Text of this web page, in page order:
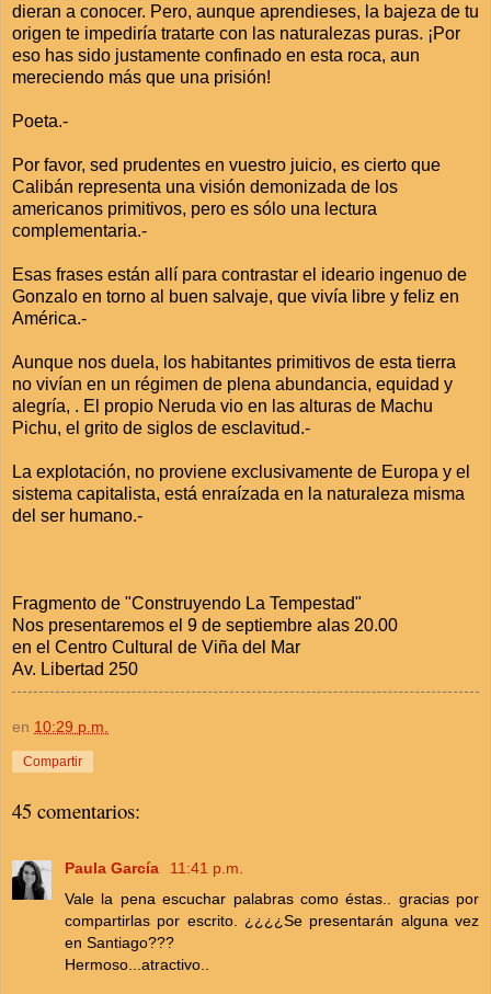
dieran a conocer. Pero, aunque aprendieses, la bajeza de tu
origen te impediría tratarte con las naturalezas puras. ¡Por
eso has sido justamente confinado en esta roca, aun
mereciendo más que una prisión!
Poeta.-
Por favor, sed prudentes en vuestro juicio, es cierto que
Calibán representa una visión demonizada de los
americanos primitivos, pero es sólo una lectura
complementaria.-
Esas frases están allí para contrastar el ideario ingenuo de
Gonzalo en torno al buen salvaje, que vivía libre y feliz en
América.-
Aunque nos duela, los habitantes primitivos de esta tierra
no vivían en un régimen de plena abundancia, equidad y
alegría, . El propio Neruda vio en las alturas de Machu
Pichu, el grito de siglos de esclavitud.-
La explotación, no proviene exclusivamente de Europa y el
sistema capitalista, está enraízada en la naturaleza misma
del ser humano.-
Fragmento de "Construyendo La Tempestad"
Nos presentaremos el 9 de septiembre alas 20.00
en el Centro Cultural de Viña del Mar
Av. Libertad 250
en 10:29 p.m.
Compartir
45 comentarios:
Paula García
11:41 p.m.
Vale la pena escuchar palabras como éstas.. gracias por
compartirlas por escrito. ¿¿¿¿Se presentarán alguna vez
en Santiago???
Hermoso...atractivo..